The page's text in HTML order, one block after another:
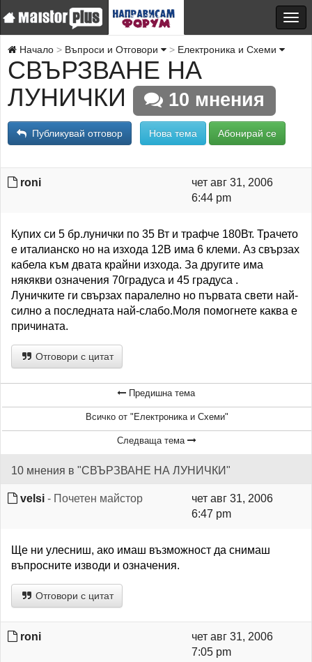
Начало Въпроси и Отговори Електроника и Схеми
СВЪРЗВАНЕ НА
ЛУНИЧКИ
10 мнения
Публикувай отговор Нова тема Абонирай се
roni
чет авг 31, 2006
6:44 pm
Купих си 5 бр.лунички по 35 Вт и трафче 180Вт. Трачето
е италианско но на изхода 12В има 6 клеми. Аз свързах
кабела към двата крайни изхода. За другите има
някякви означения 70градуса и 45 градуса .
Луничките ги свързах паралелно но първата свети най-
силно а последната най-слабо.Моля помогнете каква е
причината.
Отговори с цитат
Предишна тема
Всичко от "Електроника и Схеми"
Следваща тема
10 мнения в "СВЪРЗВАНЕ НА ЛУНИЧКИ"
velsi - Почетен майстор
чет авг 31, 2006
6:47 pm
Ще ни улесниш, ако имаш възможност да снимаш
въпросните изводи и означения.
Отговори с цитат
roni
чет авг 31, 2006
7:05 pm